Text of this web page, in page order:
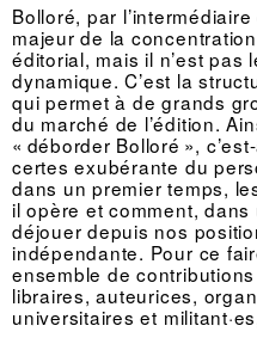
Bolloré, par
majeur de la
éditorial, mais il n’est pas
dynamique. C’est la
qui permet à de grands
du marché de l’édition.
« déborder Bolloré »,
certes exubérante du
dans un premier temps,
il opère et comment,
déjouer depuis nos
indépendante. Pour ce
ensemble de
libraires, auteurices,
universitaires et